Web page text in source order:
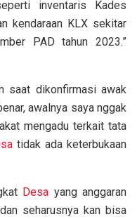
inventaris Kades
kendaraan KLX sekitar
PAD tahun 2023.”
saat dikonfirmasi awak
awalnya saya nggak
mengadu terkait tata
tidak ada keterbukaan
Desa yang anggaran
seharusnya kan bisa